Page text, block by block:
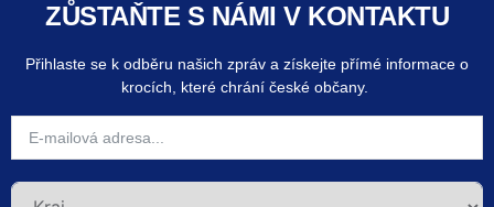
ZŮSTAŇTE S NÁMI V KONTAKTU
Přihlaste se k odběru našich zpráv a získejte přímé informace o
krocích, které chrání české občany.